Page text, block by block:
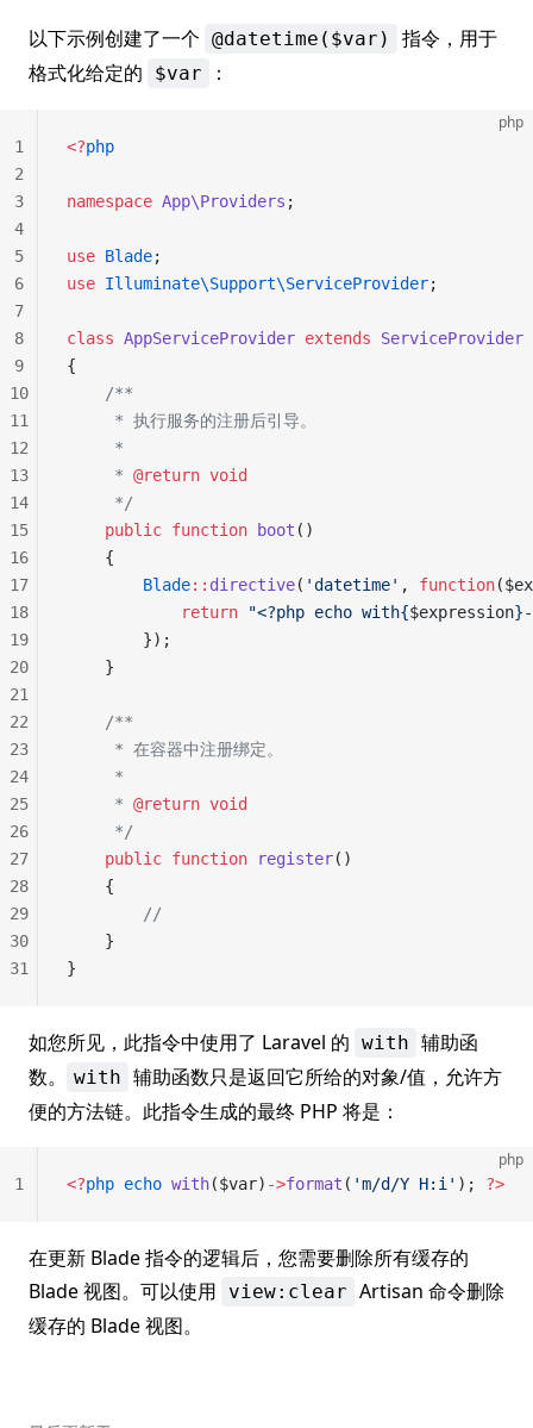
以下示例创建了一个 @datetime($var)
指令，用于
格式化给定的
$var ：
php
<?php
namespace App\Providers ;
use Blade;
use Illuminate\Support\ServiceProvider;
class AppServiceProvider extends ServiceProvider
{
    /**
     * 执行服务的注册后引导。
     *
     *
@return void
     */
    public
function boot ()
    {
        Blade
:: directive( 'datetime' , function
            return
"<?php echo with{$expression
        });
    }
    /**
     * 在容器中注册绑定。
     *
     *
@return void
     */
    public
function register()
    {
        //
    }
}
1
2
3
4
5
6
7
8
9
10
11
12
13
14
15
16
17
18
19
20
21
22
23
24
25
26
27
28
29
30
31
如您所见，此指令中使用了 Laravel 的 with 辅助函
数。
with 辅助函数只是返回它所给的对象/值，允许方
便的方法链。此指令生成的最终 PHP 将是：
php
<?php echo with($var) ->format ( 'm/d/Y H:i' ); ?>
1
在更新 Blade 指令的逻辑后，您需要删除所有缓存的
Blade 视图。可以使用
view:clear Artisan 命令删除
缓存的 Blade 视图。